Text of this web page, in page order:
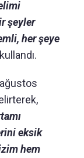
şeyler
her şeye
eksik
hem